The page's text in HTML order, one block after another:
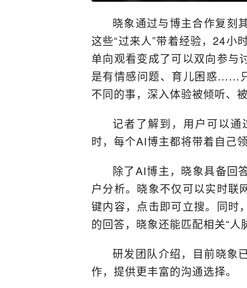
晓象通过与博主合作复刻
这些“过来人”带着经验，24小
单向观看变成了可以双向参与
是有情感问题、育儿困惑……
不同的事，深入体验被倾听、
记者了解到，用户可以
时，每个AI博主都将带着自己
除了AI博主，晓象具备回
户分析。晓象不仅可以实时联
键内容，点击即可立搜。同时
的回答，晓象还能匹配相关“人
研发团队介绍，目前晓象
作，提供更丰富的沟通选择。